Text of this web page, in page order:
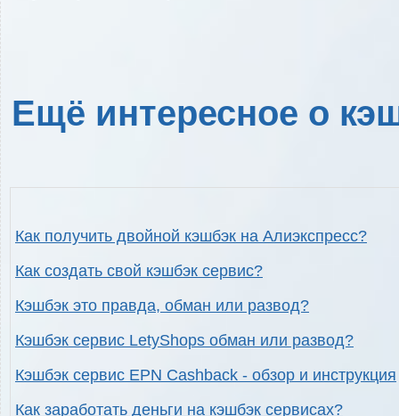
Ещё интересное о
Как получить двойной кэшбэк на Алиэкспресс?
Как создать свой кэшбэк сервис?
Кэшбэк это правда, обман или развод?
Кэшбэк сервис LetyShops обман или развод?
Кэшбэк сервис EPN Cashback - обзор и инструкция
Как заработать деньги на кэшбэк сервисах?